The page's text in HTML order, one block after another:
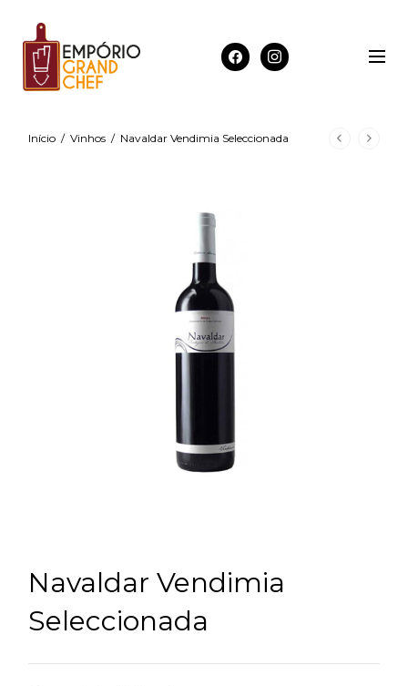
Início / Vinhos / Navaldar Vendimia Seleccionada
Navaldar Vendimia
Seleccionada